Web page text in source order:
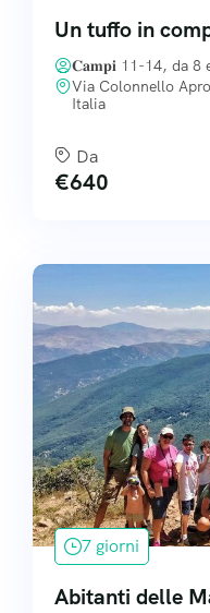
Un tuffo in
𝐂𝐚𝐦𝐩𝐢 11-14, da 8
Via Colonnello
Italia
Da
€640
7 giorni
Abitanti delle